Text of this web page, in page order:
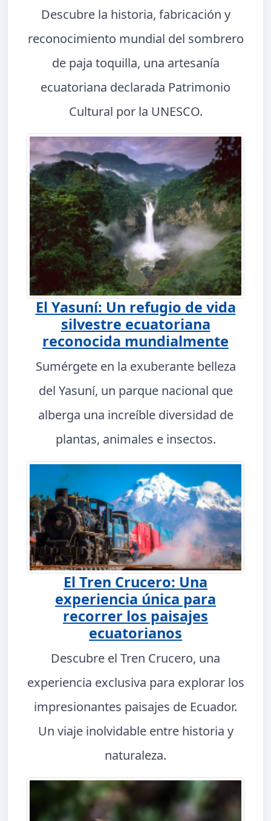
Descubre la historia, fabricación y
reconocimiento mundial del sombrero
de paja toquilla, una artesanía
ecuatoriana declarada Patrimonio
Cultural por la UNESCO.
El Yasuní: Un refugio de vida
silvestre ecuatoriana
reconocida mundialmente
Sumérgete en la exuberante belleza
del Yasuní, un parque nacional que
alberga una increíble diversidad de
plantas, animales e insectos.
El Tren Crucero: Una
experiencia única para
recorrer los paisajes
ecuatorianos
Descubre el Tren Crucero, una
experiencia exclusiva para explorar los
impresionantes paisajes de Ecuador.
Un viaje inolvidable entre historia y
naturaleza.